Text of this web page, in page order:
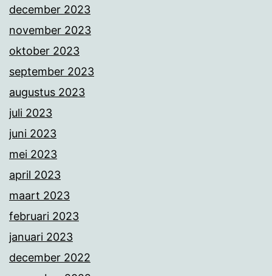
december 2023
november 2023
oktober 2023
september 2023
augustus 2023
juli 2023
juni 2023
mei 2023
april 2023
maart 2023
februari 2023
januari 2023
december 2022